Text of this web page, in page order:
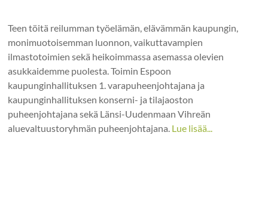
Teen töitä reilumman työelämän, elävämmän kaupungin,
monimuotoisemman luonnon, vaikuttavampien
ilmastotoimien sekä heikoimmassa asemassa olevien
asukkaidemme puolesta. Toimin Espoon
kaupunginhallituksen 1. varapuheenjohtajana ja
kaupunginhallituksen konserni- ja tilajaoston
puheenjohtajana sekä Länsi-Uudenmaan Vihreän
aluevaltuustoryhmän puheenjohtajana. Lue lisää...